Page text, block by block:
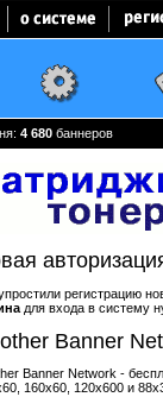
4 680 баннеров
регистрацию
для входа в систему
Banner
Banner Network -
160x60, 120x600 и